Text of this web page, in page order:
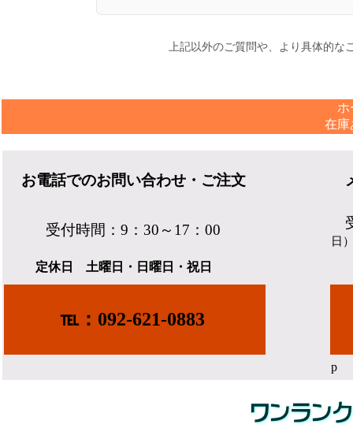
上記以外のご質問や、より具体的な
ホ
在庫
お電話でのお問い合わせ・ご注文
受付時間：9：30～17：00
日
定休日 土曜日・日曜日・祝日
℡：092-621-0883